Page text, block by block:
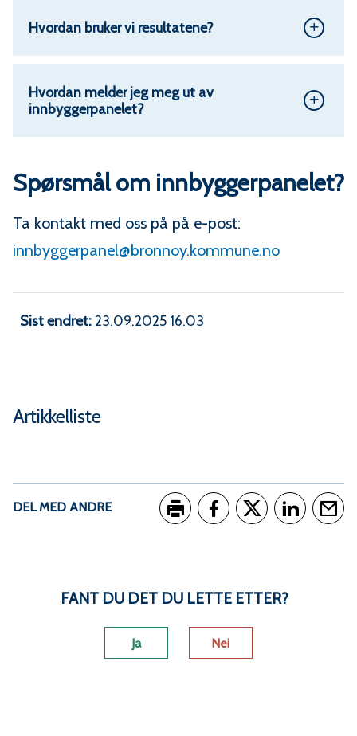
Hvordan bruker vi resultatene?
Hvordan melder jeg meg ut av
innbyggerpanelet?
Spørsmål om innbyggerpanelet?
Ta kontakt med oss på på e-post:
innbyggerpanel@bronnoy.kommune.no
Sist endret 23.09.2025 16.03
Artikkelliste
DEL MED ANDRE
FANT DU DET DU LETTE ETTER?
Ja Nei